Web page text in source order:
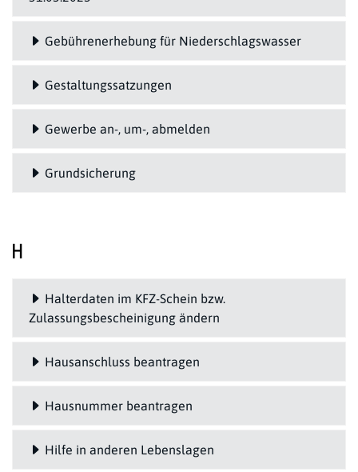
Gebührenerhebung für Niederschlagswasser
Gestaltungssatzungen
Gewerbe an-, um-, abmelden
Grundsicherung
H
Halterdaten im KFZ-Schein bzw.
Zulassungsbescheinigung ändern
Hausanschluss beantragen
Hausnummer beantragen
Hilfe in anderen Lebenslagen